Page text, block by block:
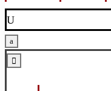
U
a
